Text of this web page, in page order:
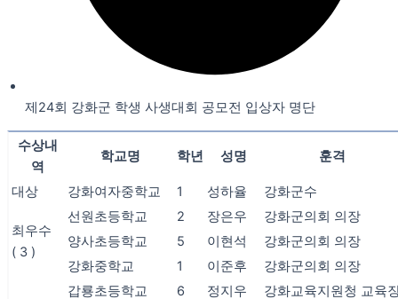
제24회 강화군 학생 사생대회 공모전 입상자 명단
수상내
역
학교명 학년 성명 훈격
대상 강화여자중학교 1 성하율 강화군수
최우수
( 3 )
선원초등학교 2 장은우
강화군의회 의장
양사초등학교
5 이현석
강화군의회 의장
강화중학교
1 이준후 강화군의회 의장
갑룡초등학교 6 정지우
강화교육지원청 교육